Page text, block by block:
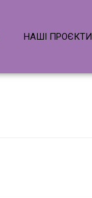
НАШІ ПРОЄКТИ